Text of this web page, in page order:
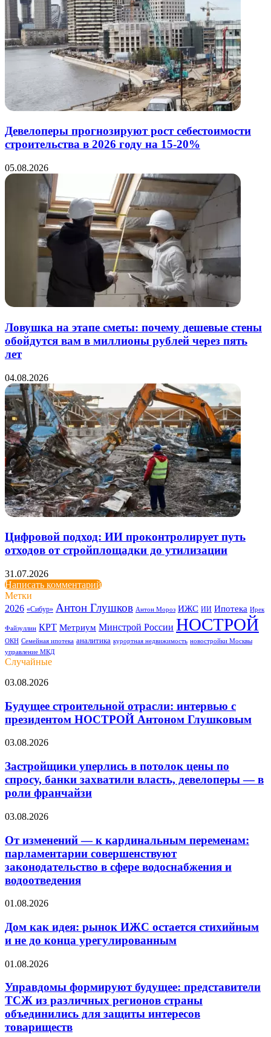
Девелоперы прогнозируют рост себестоимости
строительства в 2026 году на 15-20%
05.08.2026
Ловушка на этапе сметы: почему дешевые стены
обойдутся вам в миллионы рублей через пять
лет
04.08.2026
Цифровой подход: ИИ проконтролирует путь
отходов от стройплощадки до утилизации
31.07.2026
Написать комментарий
Метки
2026 «Сибур» Антон Глушков Антон Мороз ИЖС ИИ Ипотека Ирек
Файзуллин КРТ Метриум Минстрой России НОСТРОЙ
ОКН Семейная ипотека аналитика курортная недвижимость новостройки Москвы
управление МКД
Случайные
Будущее
отрасли:
интервью
с
НОСТРОЙ
Глушковым
03.08.2026
Будущее строительной отрасли: интервью с
президентом НОСТРОЙ Антоном Глушковым
Застройщики
в
потолок
цены
по
банки
власть,
девелоперы
—
в
роли
03.08.2026
Застройщики уперлись в потолок цены по
спросу, банки захватили власть, девелоперы — в
роли франчайзи
От
—
к
кардинальным
переменам:
парламентарии
законодательство
сфере
водоснабжения
и
03.08.2026
От изменений — к кардинальным переменам:
парламентарии совершенствуют
законодательство в сфере водоснабжения и
водоотведения
Дом
идея:
рынок
ИЖС
стихийным
не
до
конца
урегулированным
01.08.2026
Дом как идея: рынок ИЖС остается стихийным
и не до конца урегулированным
Управдомы
будущее:
представители
ТСЖ
из
различных
01.08.2026
Управдомы формируют будущее: представители
ТСЖ из различных регионов страны
объединились для защиты интересов
товариществ